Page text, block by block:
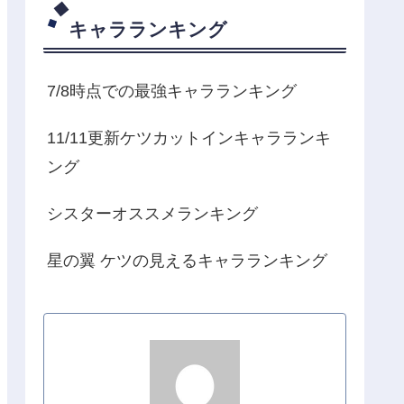
キャラランキング
7/8時点での最強キャラランキング
11/11更新ケツカットインキャラランキ
ング
シスターオススメランキング
星の翼 ケツの見えるキャラランキング